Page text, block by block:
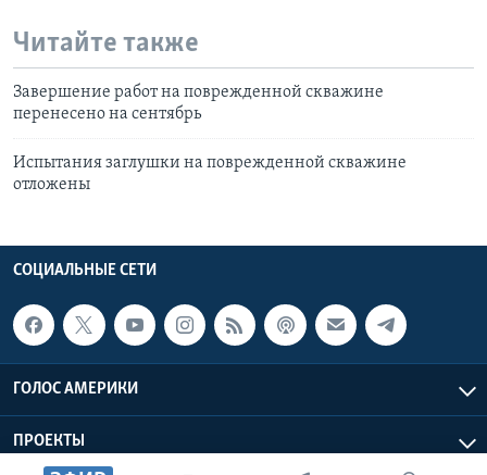
Читайте также
Завершение работ на поврежденной скважине
перенесено на сентябрь
Испытания заглушки на поврежденной скважине
отложены
СОЦИАЛЬНЫЕ СЕТИ
ГОЛОС АМЕРИКИ
ПРОЕКТЫ